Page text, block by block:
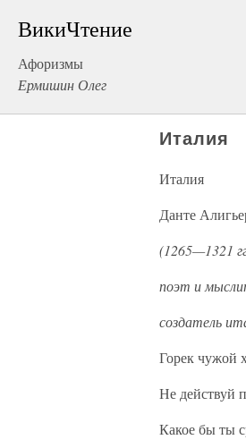
ВикиЧтение
Афоризмы
Ермишин Олег
Италия
Италия
Данте
(1265—1321
поэт и
создатель
Горек чужой
Не действуй
Какое бы ты